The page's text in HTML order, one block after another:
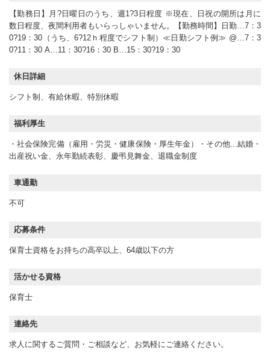
【勤務日】月?日曜日のうち、週1?3日程度 ※現在、日祝の開所は月に
数日程度、夜間利用者もいらっしゃいません。【勤務時間】日勤…7：3
0?19：30（うち、6?12ｈ程度でシフト制）≪日勤シフト例≫ @…7：3
0?11：30 A…11：30?16：30 B…15：30?19：30
休日詳細
シフト制、有給休暇、特別休暇
福利厚生
・社会保険完備（雇用・労災・健康保険・厚生年金）・その他...結婚・
出産祝い金、永年勤続表彰、慶弔見舞金、退職金制度
車通勤
不可
応募条件
保育士資格をお持ちの高卒以上、64歳以下の方
活かせる資格
保育士
連絡先
求人に関するご質問・ご相談など、お気軽にご連絡ください。